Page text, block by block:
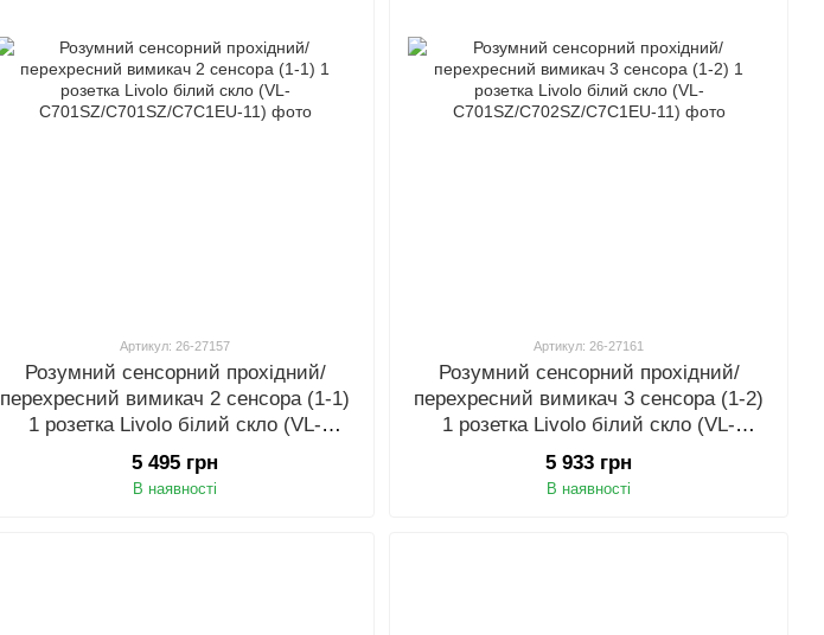
Артикул: 26-27157
Розумний сенсорний прохідний/
перехресний вимикач 2 сенсора (1-1)
1 розетка Livolo білий скло (VL-
C701SZ/C701SZ/C7C1EU-11)
5 495 грн
В наявності
Артикул: 26-27161
Розумний сенсорний прохідний/
перехресний вимикач 3 сенсора (1-2)
1 розетка Livolo білий скло (VL-
C701SZ/C702SZ/C7C1EU-11)
5 933 грн
В наявності